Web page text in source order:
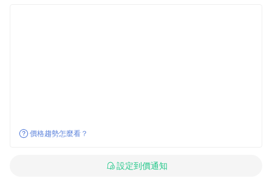
價格趨勢怎麼看？
設定到價通知